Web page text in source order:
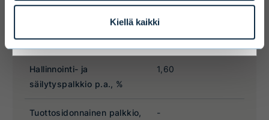
Kiellä kaikki
I ACCEPT & ENTER